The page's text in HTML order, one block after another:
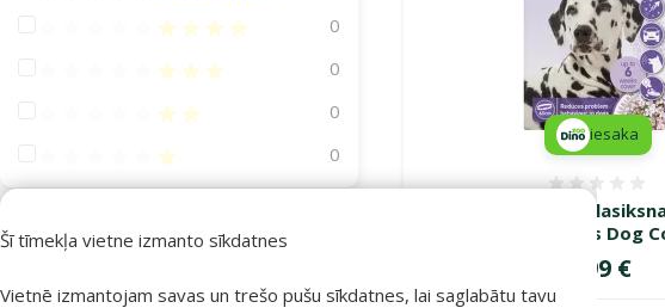
Šī tīmekļa vietne izmanto sīkdatnes
Vietnē izmantojam savas un trešo pušu sīkdatnes, lai saglabātu tavu
Atsauksmes 80%
0
Atsauksmes 60%
0
Atsauksmes 40%
0
Atsauksmes 20%
0
Suņa vecums
Nomierinošā
Beaphar No stress Dog
Cena
8,99 €
iesaka